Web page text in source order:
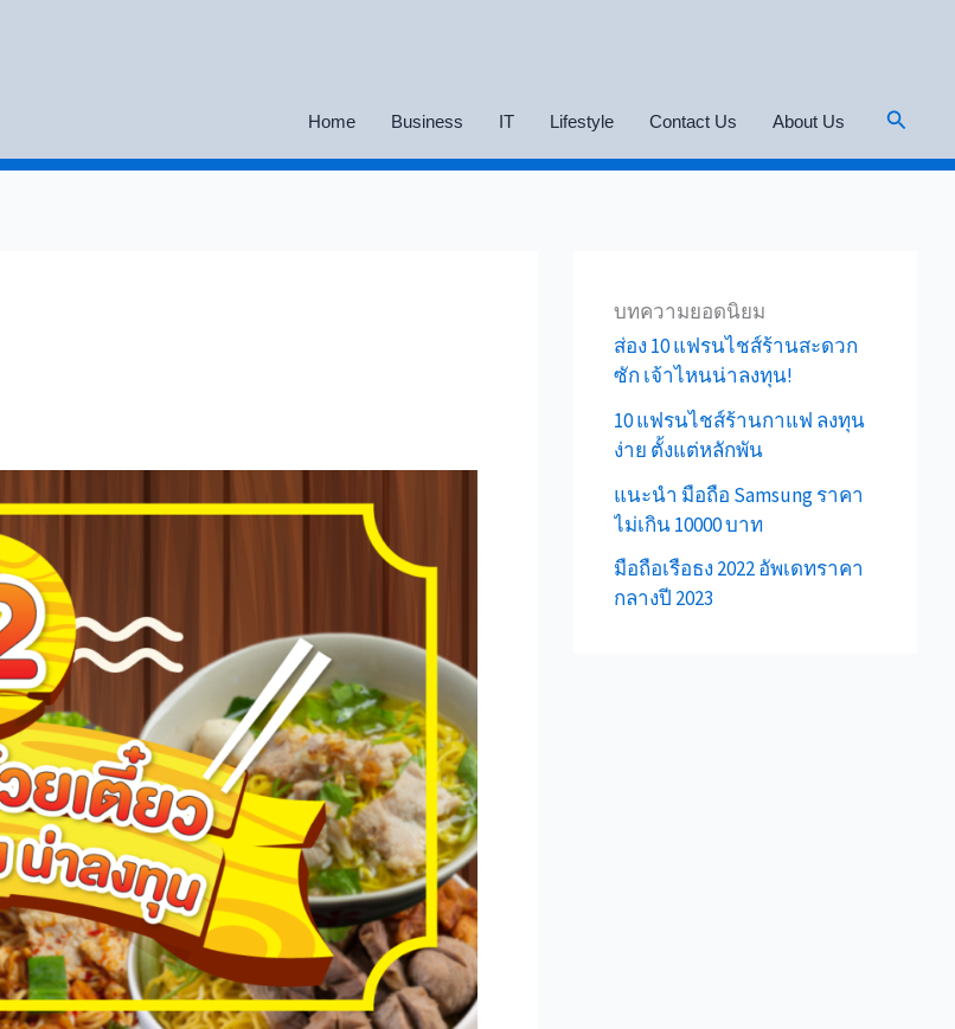
Home Business IT Lifestyle Contact Us About Us Search
บทความยอดนิยม
ส่อง 10 แฟรนไชส์ร้านสะดวก
ซัก เจ้าไหนน่าลงทุน!
10 แฟรนไชส์ร้านกาแฟ ลงทุน
ง่าย ตั้งแต่หลักพัน
แนะนำ มือถือ Samsung ราคา
ไม่เกิน 10000 บาท
มือถือเรือธง 2022 อัพเดทราคา
กลางปี 2023